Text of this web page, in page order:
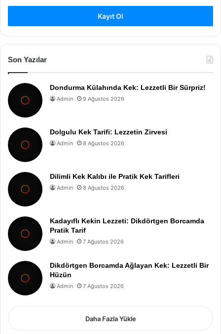
Kayıt Ol
Son Yazılar
Dondurma Külahında Kek: Lezzetli Bir Sürpriz!
Admin 9 Ağustos 2026
Dolgulu Kek Tarifi: Lezzetin Zirvesi
Admin 8 Ağustos 2026
Dilimli Kek Kalıbı ile Pratik Kek Tarifleri
Admin 8 Ağustos 2026
Kadayıflı Kekin Lezzeti: Dikdörtgen Borcamda
Pratik Tarif
Admin 7 Ağustos 2026
Dikdörtgen Borcamda Ağlayan Kek: Lezzetli Bir
Hüzün
Admin 7 Ağustos 2026
Daha Fazla Yükle